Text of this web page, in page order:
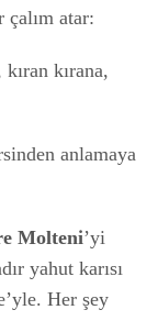
çalım atar:
kırana,
anlamaya
Molteni’yi
yahut karısı
Her şey